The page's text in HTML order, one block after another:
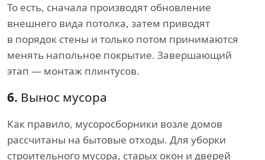
То есть, сначала производят обновление
внешнего вида потолка, затем приводят
в порядок стены и только потом принимаются
менять напольное покрытие. Завершающий
этап — монтаж плинтусов.
6. Вынос мусора
Как правило, мусоросборники возле домов
рассчитаны на бытовые отходы. Для уборки
строительного мусора, старых окон и дверей